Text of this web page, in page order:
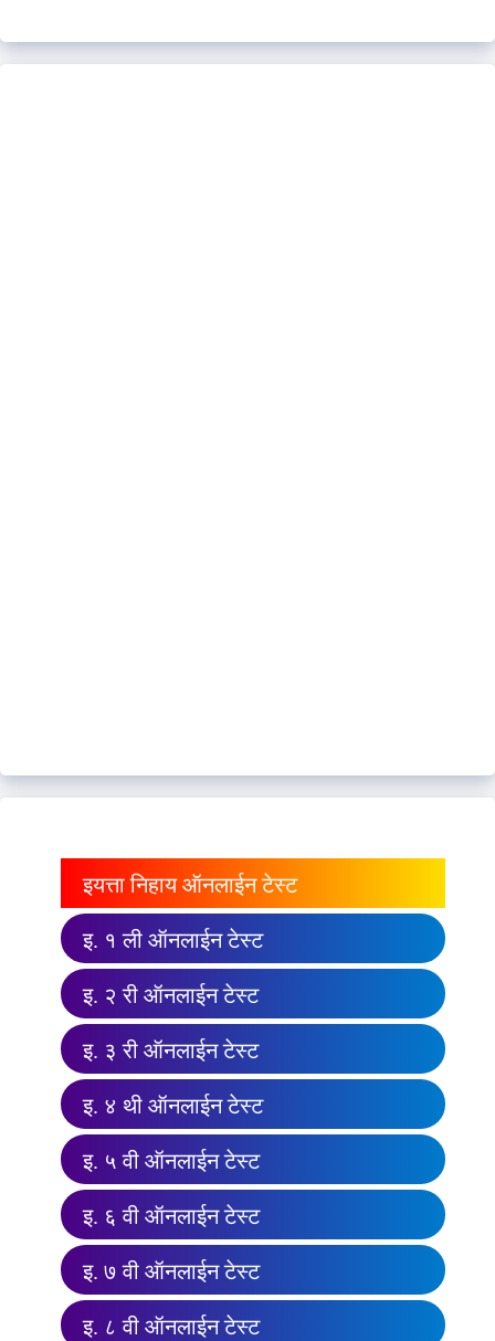
इयत्ता निहाय ऑनलाईन टेस्ट
इ. १ ली ऑनलाईन टेस्ट
इ. २ री ऑनलाईन टेस्ट
इ. ३ री ऑनलाईन टेस्ट
इ. ४ थी ऑनलाईन टेस्ट
इ. ५ वी ऑनलाईन टेस्ट
इ. ६ वी ऑनलाईन टेस्ट
इ. ७ वी ऑनलाईन टेस्ट
इ. ८ वी ऑनलाईन टेस्ट